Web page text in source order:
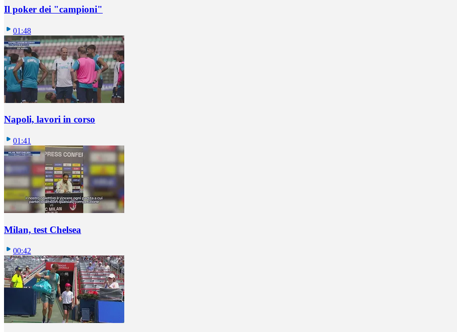
Il poker dei "campioni"
01:48
Napoli, lavori in corso
01:41
Milan, test Chelsea
00:42